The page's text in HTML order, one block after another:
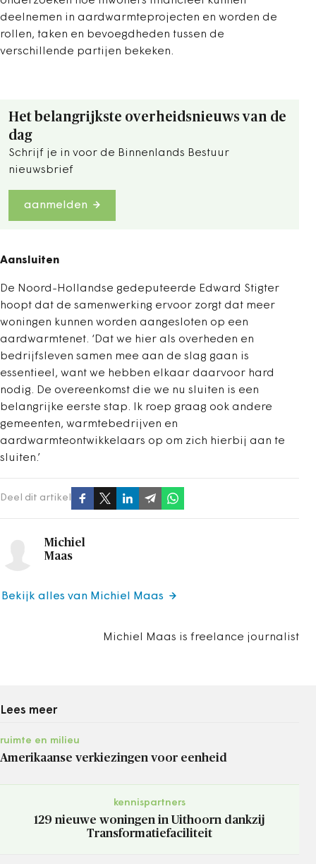
deelnemen in aardwarmteprojecten en worden de
rollen, taken en bevoegdheden tussen de
verschillende partijen bekeken.
Het belangrijkste overheidsnieuws van de
dag
Schrijf je in voor de Binnenlands Bestuur
nieuwsbrief
aanmelden
Aansluiten
De Noord-Hollandse gedeputeerde Edward Stigter
hoopt dat de samenwerking ervoor zorgt dat meer
woningen kunnen worden aangesloten op een
aardwarmtenet. ‘Dat we hier als overheden en
bedrijfsleven samen mee aan de slag gaan is
essentieel, want we hebben elkaar daarvoor hard
nodig. De overeenkomst die we nu sluiten is een
belangrijke eerste stap. Ik roep graag ook andere
gemeenten, warmtebedrijven en
aardwarmteontwikkelaars op om zich hierbij aan te
sluiten.’
Deel dit artikel
Michiel
Maas
Michiel Maas is freelance journalist
Bekijk alles van Michiel Maas
Lees meer
ruimte en milieu
Amerikaanse verkiezingen voor eenheid
kennispartners
129 nieuwe woningen in Uithoorn dankzij
Transformatiefaciliteit